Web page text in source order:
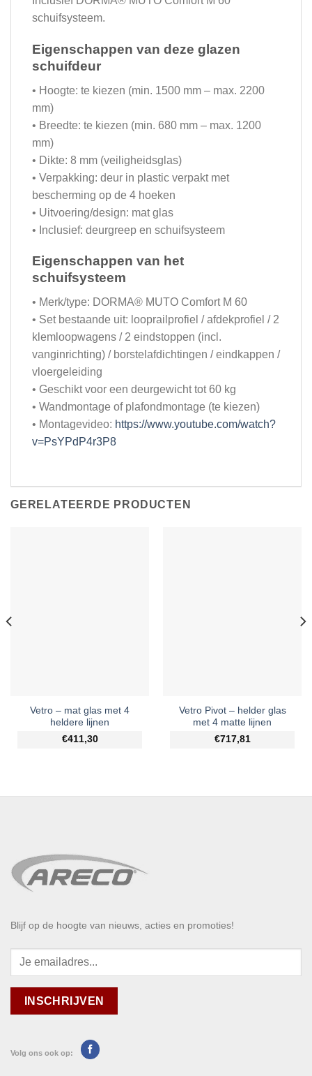
schuifsysteem.
Eigenschappen van deze glazen
schuifdeur
• Hoogte: te kiezen (min. 1500 mm – max. 2200
mm)
• Breedte: te kiezen (min. 680 mm – max. 1200
mm)
• Dikte: 8 mm (veiligheidsglas)
• Verpakking: deur in plastic verpakt met
bescherming op de 4 hoeken
• Uitvoering/design: mat glas
• Inclusief: deurgreep en schuifsysteem
Eigenschappen van het
schuifsysteem
• Merk/type: DORMA® MUTO Comfort M 60
• Set bestaande uit: looprailprofiel / afdekprofiel / 2
klemloopwagens / 2 eindstoppen (incl.
vanginrichting) / borstelafdichtingen / eindkappen /
vloergeleiding
• Geschikt voor een deurgewicht tot 60 kg
• Wandmontage of plafondmontage (te kiezen)
• Montagevideo: https://www.youtube.com/watch?
v=PsYPdP4r3P8
GERELATEERDE PRODUCTEN
Vetro – mat glas met 4
heldere lijnen
€411,30
Vetro Pivot – helder glas
met 4 matte lijnen
€717,81
Blijf op de hoogte van nieuws, acties en promoties!
Volg ons ook op: